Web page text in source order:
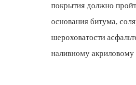
покрытия должно
основания битума,
шероховатости
наливному